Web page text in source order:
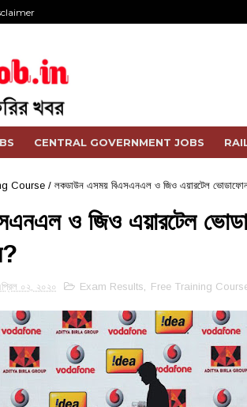
CENTRAL GOVERNMENT JOBS
Course/ লকডাউন এসময় বিএসএনএল ও জিও এয়ারটেল ভোডাফোন
ও জিও এয়ারটেল
০২, ২০২০ Exam Results, Free Training